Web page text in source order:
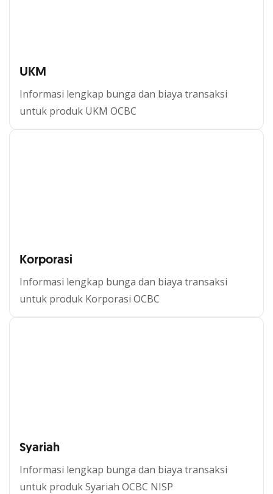
UKM
Informasi lengkap bunga dan biaya transaksi
untuk produk UKM OCBC
Korporasi
Informasi lengkap bunga dan biaya transaksi
untuk produk Korporasi OCBC
Syariah
Informasi lengkap bunga dan biaya transaksi
untuk produk Syariah OCBC NISP